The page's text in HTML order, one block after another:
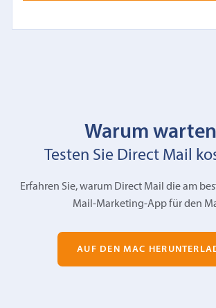
Warum
Testen Sie Direct Mail
Erfahren Sie, warum Direct Mail die am
Mail-Marketing-App für den
AUF DEN MAC